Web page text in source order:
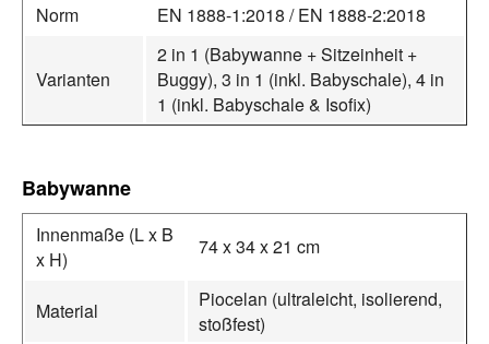
Norm EN 1888-1:2018 / EN 1888-2:2018
Varianten
2 in 1 (Babywanne + Sitzeinheit +
Buggy), 3 in 1 (inkl. Babyschale), 4 in
1 (inkl. Babyschale & Isofix)
Babywanne
Innenmaße (L x B
x H)
74 x 34 x 21 cm
Material
Piocelan (ultraleicht, isolierend,
stoßfest)